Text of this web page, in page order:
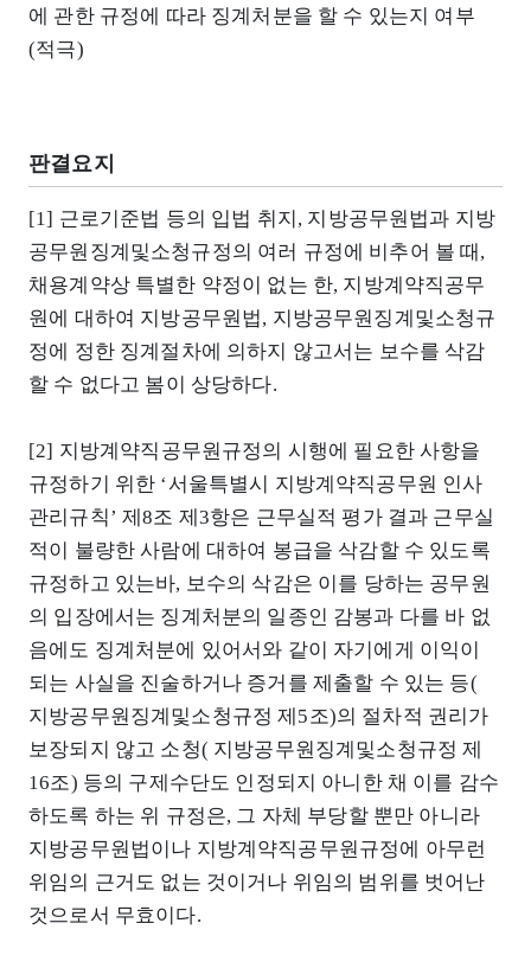
에 관한 규정에 따라 징계처분을 할 수 있는지 여부
(적극)
판결요지
[1] 근로기준법 등의 입법 취지, 지방공무원법과 지방
공무원징계및소청규정의 여러 규정에 비추어 볼 때,
채용계약상 특별한 약정이 없는 한, 지방계약직공무
원에 대하여 지방공무원법, 지방공무원징계및소청규
정에 정한 징계절차에 의하지 않고서는 보수를 삭감
할 수 없다고 봄이 상당하다.
[2] 지방계약직공무원규정의 시행에 필요한 사항을
규정하기 위한 ‘서울특별시 지방계약직공무원 인사
관리규칙’ 제8조 제3항은 근무실적 평가 결과 근무실
적이 불량한 사람에 대하여 봉급을 삭감할 수 있도록
규정하고 있는바, 보수의 삭감은 이를 당하는 공무원
의 입장에서는 징계처분의 일종인 감봉과 다를 바 없
음에도 징계처분에 있어서와 같이 자기에게 이익이
되는 사실을 진술하거나 증거를 제출할 수 있는 등(
지방공무원징계및소청규정 제5조)의 절차적 권리가
보장되지 않고 소청( 지방공무원징계및소청규정 제
16조) 등의 구제수단도 인정되지 아니한 채 이를 감수
하도록 하는 위 규정은, 그 자체 부당할 뿐만 아니라
지방공무원법이나 지방계약직공무원규정에 아무런
위임의 근거도 없는 것이거나 위임의 범위를 벗어난
것으로서 무효이다.